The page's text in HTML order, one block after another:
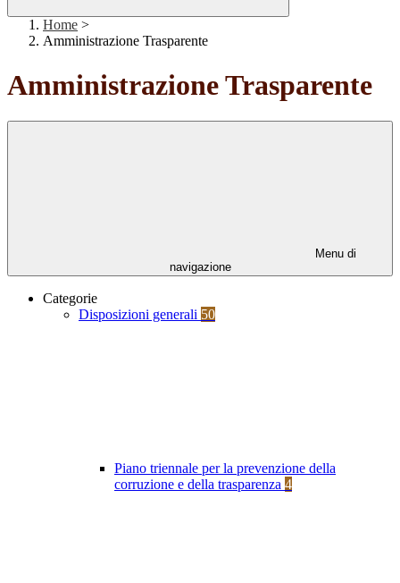
Home >
Amministrazione Trasparente
Amministrazione Trasparente
Menu di
navigazione
Categorie
Disposizioni generali 50
Piano triennale per la prevenzione della
corruzione e della trasparenza 4